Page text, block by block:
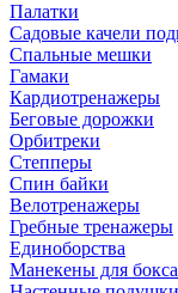
Палатки
Садовые качели
Спальные мешки
Гамаки
Кардиотренажеры
Беговые дорожки
Орбитреки
Степперы
Спин байки
Велотренажеры
Гребные тренажеры
Единоборства
Манекены для